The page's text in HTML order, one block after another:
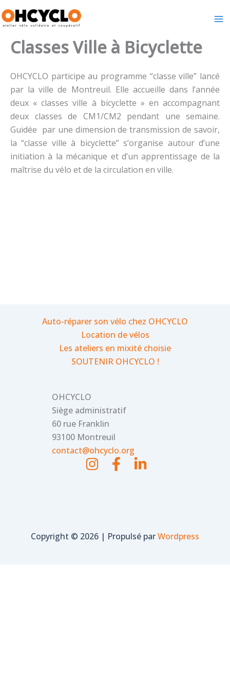
au
Classes Ville à Bicyclette
OHCYCLO participe au programme “classe ville” lancé
par la ville de Montreuil. Elle accueille dans l’année
deux « classes ville à bicyclette » en accompagnant
deux classes de CM1/CM2 pendant une semaine.
Guidée par une dimension de transmission de savoir,
la “classe ville à bicyclette” s’organise autour d’une
initiation à la mécanique et d’un apprentissage de la
maîtrise du vélo et de la circulation en ville.
Auto-réparer son vélo chez OHCYCLO
Location de vélos
Les ateliers en mixité choisie
SOUTENIR OHCYCLO !
OHCYCLO
Siège administratif
60 rue Franklin
93100 Montreuil
contact@ohcyclo.org
Copyright © 2026 | Propulsé parWordpress